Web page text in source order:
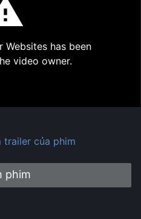
Play
Websites has been
video owner.
trailer của phim
phim